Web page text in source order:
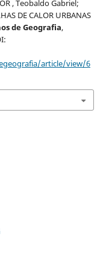
, Teobaldo Gabriel;
DE CALOR URBANAS
de Geografia,
article/view/6